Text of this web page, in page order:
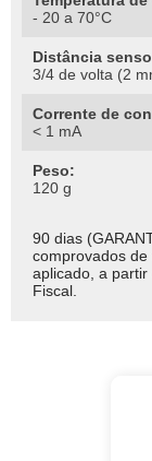
- 20 a 70°C
Distância
3/4 de volta (2
Corrente de
< 1 mA
Peso:
120 g
90 dias
comprovados
aplicado, a
Fiscal.